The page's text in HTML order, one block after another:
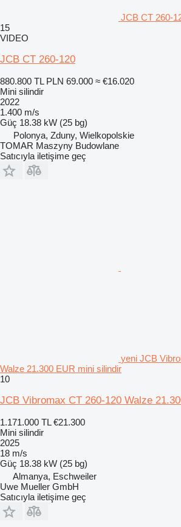
JCB CT 260-
15
VIDEO
JCB CT 260-120
880.800 TL PLN 69.000 ≈ €16.020
Mini silindir
2022
1.400 m/s
Güç 18.38 kW (25 bg)
Polonya, Zduny, Wielkopolskie
TOMAR Maszyny Budowlane
Satıcıyla iletişime geç
yeni JCB
Walze 21.300 EUR mini silindir
10
JCB Vibromax CT 260-120 Walze
1.171.000 TL €21.300
Mini silindir
2025
18 m/s
Güç 18.38 kW (25 bg)
Almanya, Eschweiler
Uwe Mueller GmbH
Satıcıyla iletişime geç